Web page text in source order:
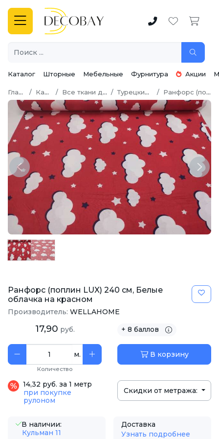
Каталог Шторные Мебельные Фурнитура Акции
Главная Каталог Все ткани для шитья Турецкий хлопок Ранфорс (поплин LUX)
Previous Next
Ранфорс (поплин LUX) 240 см, Белые
облачка на красном
Производитель: WELLAHOME
17,90 руб. + 8 баллов
м.
Количество
В корзину
14,32 руб. за 1 метр
при покупке
рулоном
Скидки от метража:
В наличии:
Кульман 11
Доставка
Узнать подробнее